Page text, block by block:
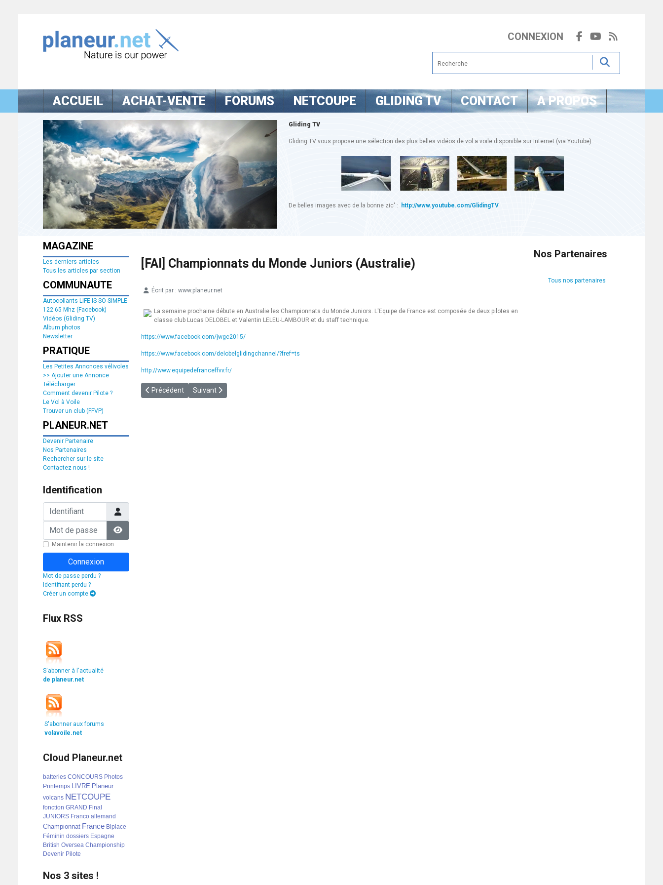
CONNEXION
ACCUEIL ACHAT-VENTE FORUMS NETCOUPE GLIDING TV CONTACT A PROPOS
Gliding TV
Gliding TV vous propose une sélection des plus belles vidéos de vol a voile disponible sur Internet (via Youtube)
De belles images avec de la bonne zic' : http://www.youtube.com/GlidingTV
MAGAZINE
Les derniers articles
Tous les articles par section
COMMUNAUTE
Autocollants LIFE IS SO SIMPLE
122.65 Mhz (Facebook)
Vidéos (Gliding TV)
Album photos
Newsletter
PRATIQUE
Les Petites Annonces vélivoles
>> Ajouter une Annonce
Télécharger
Comment devenir Pilote ?
Le Vol à Voile
Trouver un club (FFVP)
PLANEUR.NET
Devenir Partenaire
Nos Partenaires
Rechercher sur le site
Contactez nous !
Identification
Identifiant
Mot de passe
Afficher le mot de passe
Maintenir la connexion
Connexion
Mot de passe perdu ?
Identifiant perdu ?
Créer un compte
Flux RSS
S'abonner à l'actualité
de planeur.net
S'abonner aux forums
volavoile.net
Cloud Planeur.net
batteries CONCOURS Photos
Printemps LIVRE Planeur
volcans NETCOUPE
fonction GRAND Final
JUNIORS Franco allemand
Championnat France Biplace
Féminin dossiers Espagne
British Oversea Championship
Devenir Pilote
Nos 3 sites !
[FAI] Championnats du Monde Juniors (Australie)
Écrit par : www.planeur.net
La semaine prochaine débute en Australie les Championnats du Monde Juniors. L'Equipe de France est composée de deux pilotes en
classe club Lucas DELOBEL et Valentin LELEU-LAMBOUR et du staff technique.
https://www.facebook.com/jwgc2015/
https://www.facebook.com/delobelglidingchannel/?fref=ts
http://www.equipedefranceffvv.fr/
Article précédent : [FAI] World Air Games Dubai 2015
Précédent Article suivant : [CODE SPORTIF] Mise à jour
Suivant
Nos Partenaires
Tous nos partenaires